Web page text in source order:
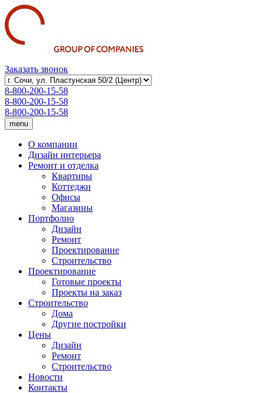
Заказать звонок
8-800-200-15-58
8-800-200-15-58
8-800-200-15-58
menu
О компании
Дизайн интерьера
Ремонт и отделка
Квартиры
Коттеджи
Офисы
Магазины
Портфолио
Дизайн
Ремонт
Проектирование
Строительство
Проектирование
Готовые проекты
Проекты на заказ
Строительство
Дома
Другие постройки
Цены
Дизайн
Ремонт
Строительство
Новости
Контакты